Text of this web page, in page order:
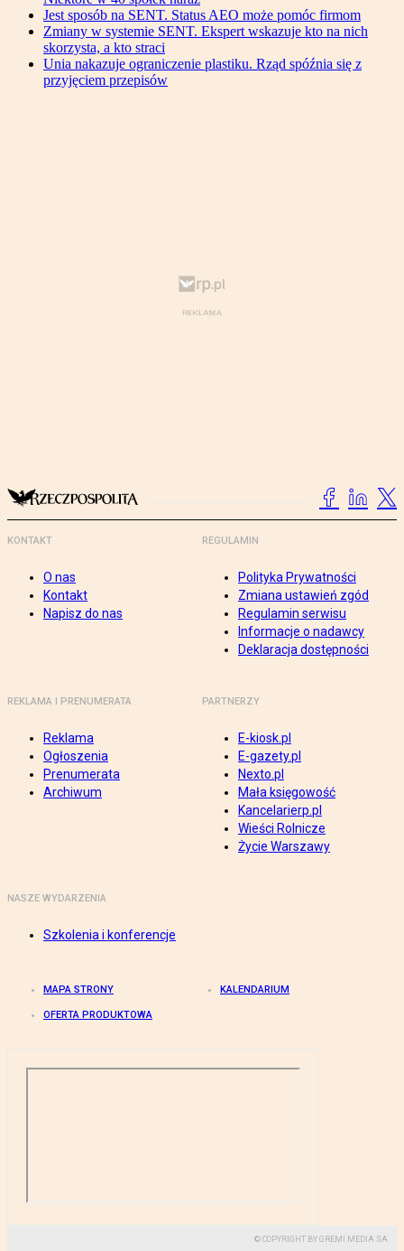
Jest sposób na SENT. Status AEO może pomóc firmom
Zmiany w systemie SENT. Ekspert wskazuje kto na nich
skorzysta, a kto straci
Unia nakazuje ograniczenie plastiku. Rząd spóźnia się z
przyjęciem przepisów
KONTAKT
O nas
Kontakt
Napisz do nas
REGULAMIN
Polityka Prywatności
Zmiana ustawień zgód
Regulamin serwisu
Informacje o nadawcy
Deklaracja dostępności
REKLAMA I PRENUMERATA
Reklama
Ogłoszenia
Prenumerata
Archiwum
PARTNERZY
E-kiosk.pl
E-gazety.pl
Nexto.pl
Mała księgowość
Kancelarierp.pl
Wieści Rolnicze
Życie Warszawy
NASZE WYDARZENIA
Szkolenia i konferencje
MAPA STRONY KALENDARIUM
OFERTA PRODUKTOWA
© COPYRIGHT BY GREMI MEDIA SA